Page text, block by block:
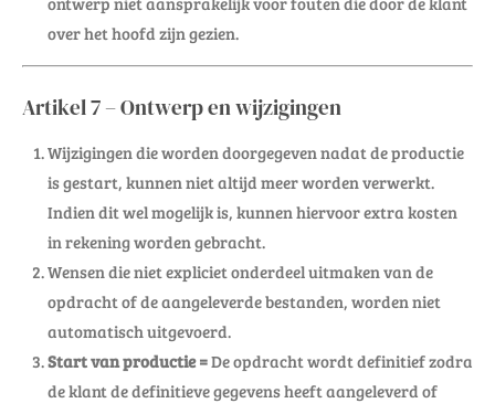
over het hoofd zijn gezien.
Artikel 7 – Ontwerp en wijzigingen
Wijzigingen die worden doorgegeven nadat de productie
is gestart, kunnen niet altijd meer worden verwerkt.
Indien dit wel mogelijk is, kunnen hiervoor extra kosten
in rekening worden gebracht.
Wensen die niet expliciet onderdeel uitmaken van de
opdracht of de aangeleverde bestanden, worden niet
automatisch uitgevoerd.
Start van productie =De opdracht wordt definitief zodra
de klant de definitieve gegevens heeft aangeleverd of